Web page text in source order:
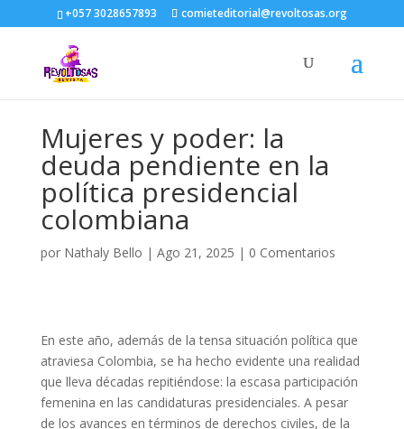
+057 3028657893 comieteditorial@revoltosas.org
Mujeres y poder: la
deuda pendiente en la
política presidencial
colombiana
por Nathaly Bello | Ago 21, 2025 | 0 Comentarios
En este año, además de la tensa situación política que
atraviesa Colombia, se ha hecho evidente una realidad
que lleva décadas repitiéndose: la escasa participación
femenina en las candidaturas presidenciales. A pesar
de los avances en términos de derechos civiles, de la